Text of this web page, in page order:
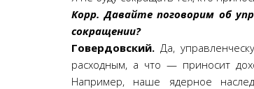
Корр. Давайте поговорим об
сокращении?
Говердовский. Да,
расходным, а что — приносит
Например, наше ядерное